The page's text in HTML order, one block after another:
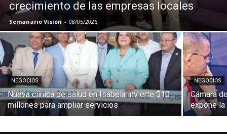
crecimiento de las empresas locales
Semanario Visión - 08/05/2026
NEGOCIOS
Nueva clínica de salud en Isabela invierte $10
millones para ampliar servicios
NEGOCIOS
Cámara
expone